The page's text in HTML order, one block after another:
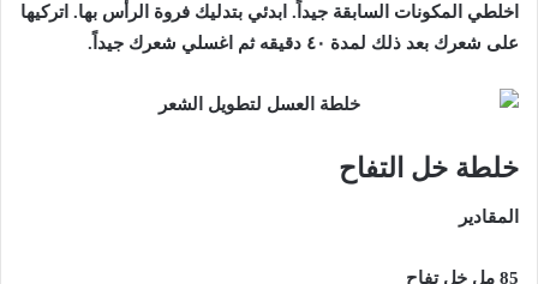
اخلطي المكونات السابقة جيداً. ابدئي بتدليك فروة الرأس بها. اتركيها
على شعرك بعد ذلك لمدة ٤٠ دقيقه ثم اغسلي شعرك جيداً.
خلطة خل التفاح
المقادير
85 مل خل تفاح